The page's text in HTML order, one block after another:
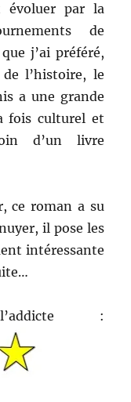
évoluer par la
de
j’ai préféré,
l’histoire, le
a une grande
fois culturel et
d’un livre
ce roman a su
il pose les
intéressante
: